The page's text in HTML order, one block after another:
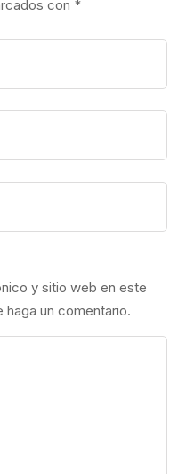
con *
y sitio web en este
haga un comentario.